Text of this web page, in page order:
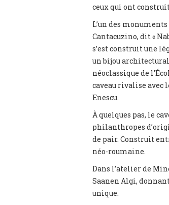
ceux qui ont
L’un des
Cantacuzino, dit «
s’est construit une
un bijou
néoclassique de
caveau rivalise avec
Enescu.
À quelques pas, le
philanthropes
de pair. Construit
néo-roumaine.
Dans l’atelier de
Saanen Algi,
unique.